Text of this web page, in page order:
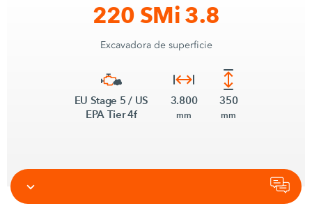
220 SMi 3.8
Excavadora de superficie
EU Stage 5 / US
EPA Tier 4f
3.800
mm
350
mm